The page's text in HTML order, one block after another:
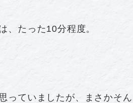
、たった10分程度。
っていましたが、まさかそん